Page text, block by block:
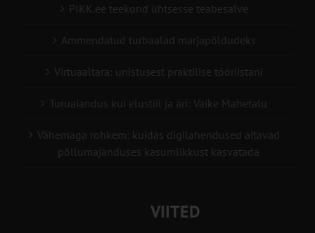
PIKK.ee teekond ühtsesse teabesalve
Ammendatud turbaalad marjapõldudeks
Virtuaaltara: unistusest praktilise tööriistani
Turuaiandus kui elustiil ja äri: Väike Mahetalu
Vähemaga rohkem: kuidas digilahendused aitavad
põllumajanduses kasumlikkust kasvatada
VIITED